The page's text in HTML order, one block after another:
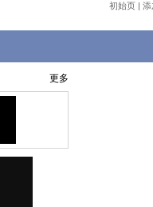
初始页 | 添
更多